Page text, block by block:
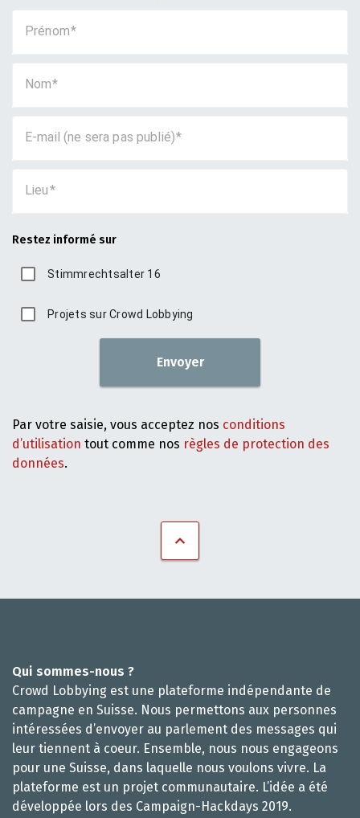
Prénom
Nom
E-mail (ne sera pas publié)
Lieu
Restez informé sur
Stimmrechtsalter 16
Projets sur Crowd Lobbying
Envoyer
Par votre saisie, vous acceptez nos conditions
d’utilisation tout comme nos règles de protection des
données.
Qui sommes-nous ?
Crowd Lobbying est une plateforme indépendante de
campagne en Suisse. Nous permettons aux personnes
intéressées d’envoyer au parlement des messages qui
leur tiennent à coeur. Ensemble, nous nous engageons
pour une Suisse, dans laquelle nous voulons vivre. La
plateforme est un projet communautaire. L’idée a été
développée lors des Campaign-Hackdays 2019.